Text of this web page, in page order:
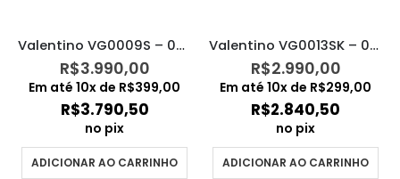
Valentino VG0009S – 004
R$3.990,00
Em até 10x de R$399,00
R$3.790,50
no pix
ADICIONAR AO CARRINHO
Valentino VG0013SK – 001
R$2.990,00
Em até 10x de R$299,00
R$2.840,50
no pix
ADICIONAR AO CARRINHO